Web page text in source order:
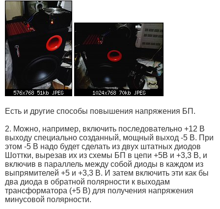
Есть и другие способы повышения напряжения БП.
2. Можно, например, включить последовательно +12 В
выходу специально созданный, мощный выход -5 В. При
этом -5 В надо будет сделать из двух штатных диодов
Шоттки, вырезав их из схемы БП в цепи +5В и +3,3 В, и
включив в параллель между собой диоды в каждом из
выпрямителей +5 и +3,3 В. И затем включить эти как бы
два диода в обратной полярности к выходам
трансформатора (+5 В) для получения напряжения
минусовой полярности.